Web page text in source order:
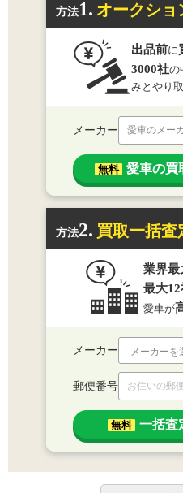
方法1. オークショ
出品前に
3000社の
みとやり
メーカー 愛車のメー
無料 愛車の買
方法2. 買取一括査
業界最
最大12
愛車が
メーカー
郵便番号
無料 一括査